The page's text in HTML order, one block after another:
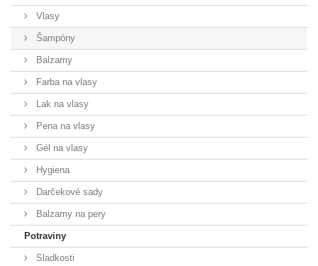
Vlasy
Šampóny
Balzamy
Farba na vlasy
Lak na vlasy
Pena na vlasy
Gél na vlasy
Hygiena
Darčekové sady
Balzamy na pery
Potraviny
Sladkosti